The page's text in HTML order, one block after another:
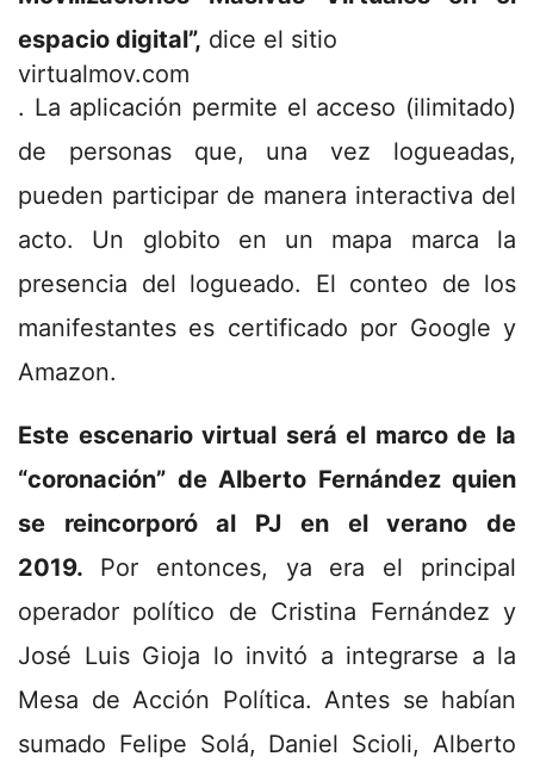
espacio digital”, dice el sitio
virtualmov.com
. La aplicación permite el acceso (ilimitado)
de personas que, una vez logueadas,
pueden participar de manera interactiva del
acto. Un globito en un mapa marca la
presencia del logueado. El conteo de los
manifestantes es certificado por Google y
Amazon.
Este escenario virtual será el marco de la
“coronación” de Alberto Fernández quien
se reincorporó al PJ en el verano de
2019. Por entonces, ya era el principal
operador político de Cristina Fernández y
José Luis Gioja lo invitó a integrarse a la
Mesa de Acción Política. Antes se habían
sumado Felipe Solá, Daniel Scioli, Alberto